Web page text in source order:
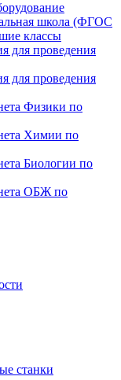
школа (ФГОС
классы
для проведения
для проведения
Физики по
Химии по
Биологии по
ОБЖ по
станки